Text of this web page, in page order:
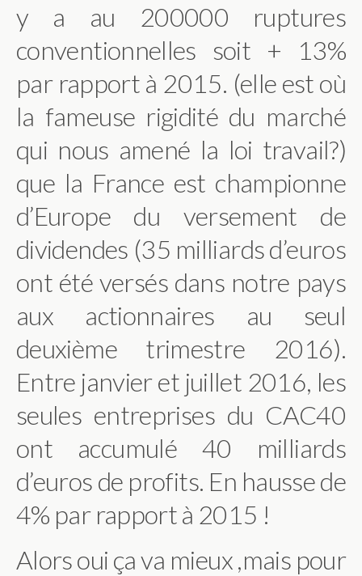
y a au 200000 ruptures
conventionnelles soit + 13%
par rapport à 2015. (elle est où
la fameuse rigidité du marché
qui nous amené la loi travail?)
que la France est championne
d’Europe du versement de
dividendes (35 milliards d’euros
ont été versés dans notre pays
aux actionnaires au seul
deuxième trimestre 2016).
Entre janvier et juillet 2016, les
seules entreprises du CAC40
ont accumulé 40 milliards
d’euros de profits. En hausse de
4% par rapport à 2015 !
Alors oui ça va mieux ,mais pour